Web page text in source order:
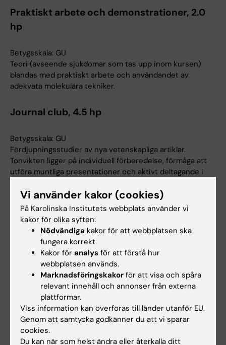
Praktiskt arbete och demonstrationer, 2.0
hp
Betygsskala: GU
Teori (avseende sjukdomar som tas upp inom kursen)
blandas med praktiskt arbete och användandet av
adekvata molekulära tekniker.
Journal club, 4.5 hp
Betygsskala: GU
Fördjupningsstudier av nya vetenskapliga artiklar.
Tonvikten ligger på individuell förberedelse, förmåga att
utföra muntliga presentationer och aktivt deltagande i
begrepp.
Arbetsformer
Kursen är på avancerad nivå, där studenter
antas vara bekant med de vanligaste
studiemetoderna inom högre utbildning. Den
grundläggande pedagogiska synen bygger på
lärande som en aktiv forskningsprocess. De
strukturerade lärandeaktiviteterna inkluderar
workshops, seminarier, expertföreläsningar
Vi använder kakor (cookies)
På Karolinska Institutets webbplats använder vi
kakor för olika syften:
Nödvändiga kakor för att webbplatsen ska
fungera korrekt.
Kakor för analys för att förstå hur
webbplatsen används.
Marknadsföringskakor för att visa och spåra
relevant innehåll och annonser från externa
plattformar.
Viss information kan överföras till länder utanför EU.
Genom att samtycka godkänner du att vi sparar
cookies.
Du kan när som helst ändra eller återkalla ditt